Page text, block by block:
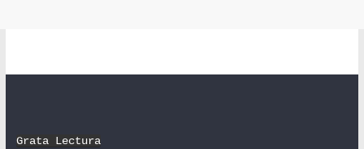
Grata Lectura